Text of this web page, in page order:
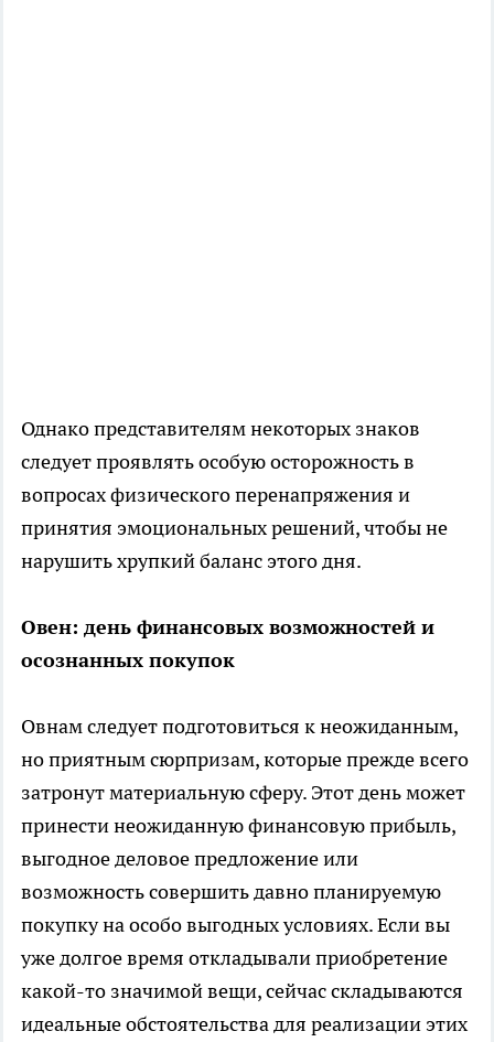
Однако представителям некоторых знаков
следует проявлять особую осторожность в
вопросах физического перенапряжения и
принятия эмоциональных решений, чтобы не
нарушить хрупкий баланс этого дня.
Овен: день финансовых возможностей и
осознанных покупок
Овнам следует подготовиться к неожиданным,
но приятным сюрпризам, которые прежде всего
затронут материальную сферу. Этот день может
принести неожиданную финансовую прибыль,
выгодное деловое предложение или
возможность совершить давно планируемую
покупку на особо выгодных условиях. Если вы
уже долгое время откладывали приобретение
какой-то значимой вещи, сейчас складываются
идеальные обстоятельства для реализации этих